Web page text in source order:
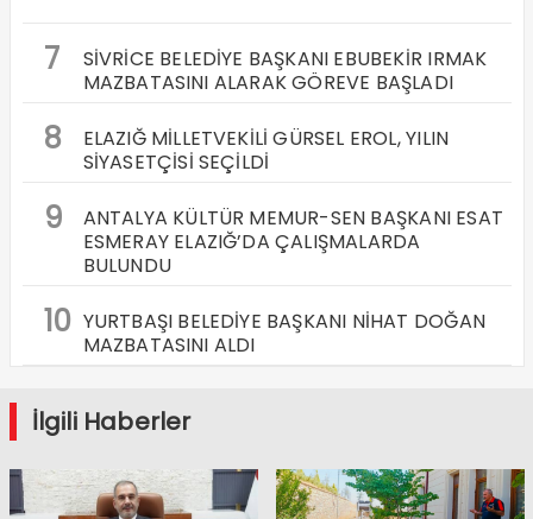
7
SİVRİCE BELEDİYE BAŞKANI EBUBEKİR IRMAK
MAZBATASINI ALARAK GÖREVE BAŞLADI
8
ELAZIĞ MİLLETVEKİLİ GÜRSEL EROL, YILIN
SİYASETÇİSİ SEÇİLDİ
9
ANTALYA KÜLTÜR MEMUR-SEN BAŞKANI ESAT
ESMERAY ELAZIĞ’DA ÇALIŞMALARDA
BULUNDU
10 YURTBAŞI BELEDİYE BAŞKANI NİHAT DOĞAN
MAZBATASINI ALDI
İlgili Haberler